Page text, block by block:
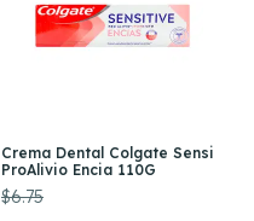
Crema Dental Colgate Sensi
ProAlivio Encia 110G
$6.75